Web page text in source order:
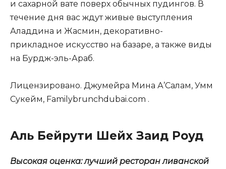
и сахарной вате поверх обычных пудингов. В
течение дня вас ждут живые выступления
Аладдина и Жасмин, декоративно-
прикладное искусство на базаре, а также виды
на Бурдж-эль-Араб.
Лицензировано. Джумейра Мина А’Салам, Умм
Сукейм, Familybrunchdubai.com .
Аль Бейрути Шейх Заид Роуд
Высокая оценка: лучший ресторан ливанской